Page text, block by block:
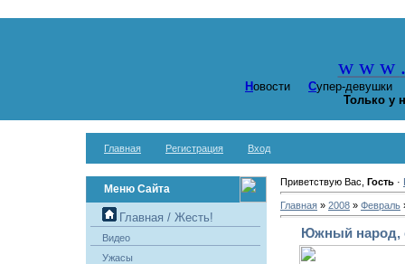
w w w
Новости Супер-
Только у
Главная Регистрация Вход
Меню Сайта
Главная / Жесть!
Видео
Ужасы
Приветствую Вас, Гость·
Главная» 2008 » Февраль
Южный народ,